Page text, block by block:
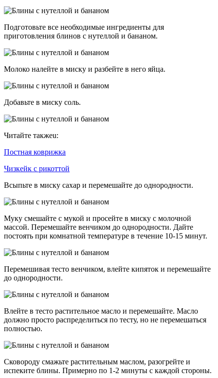
Подготовьте все необходимые ингредиенты для
приготовления блинов с нутеллой и бананом.
Молоко налейте в миску и разбейте в него яйца.
Добавьте в миску соль.
Читайте такжеu:
Постная коврижка
Чизкейк с рикоттой
Всыпьте в миску сахар и перемешайте до однородности.
Муку смешайте с мукой и просейте в миску с молочной
массой. Перемешайте венчиком до однородности. Дайте
постоять при комнатной температуре в течение 10-15 минут.
Перемешивая тесто венчиком, влейте кипяток и перемешайте
до однородности.
Влейте в тесто растительное масло и перемешайте. Масло
должно просто распределиться по тесту, но не перемешаться
полностью.
Сковороду смажьте растительным маслом, разогрейте и
испеките блины. Примерно по 1-2 минуты с каждой стороны.